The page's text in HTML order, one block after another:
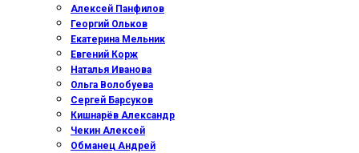
Алексей Панфилов
Георгий Ольков
Екатерина Мельник
Евгений Корж
Наталья Иванова
Ольга Волобуева
Сергей Барсуков
Кишнарёв Александр
Чекин Алексей
Обманец Андрей